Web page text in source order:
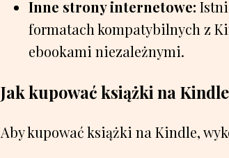
Inne strony internetowe:
formatach kompatybilnych z
ebookami niezależnymi.
Jak kupować książki na
Aby kupować książki na Kindle,